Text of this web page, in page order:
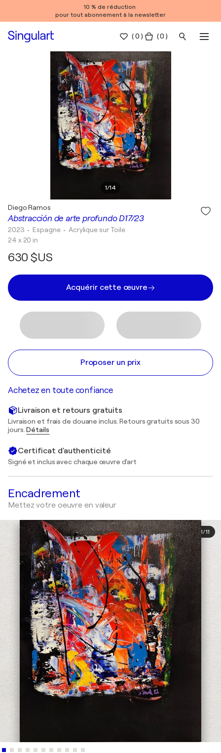
10 % de réduction
pour tout abonnement à la newsletter
(0 ) ( 0 )
1/14
Abstracción de arte profundo D17/23
Diego Ramos
2023 • Espagne • Acrylique sur Toile
24 x 20 in
630 $US
Acquérir cette œuvre
Proposer un prix
Achetez en toute confiance
Livraison et retours gratuits
Livraison et frais de douane inclus. Retours gratuits sous 30
jours.Détails
Certificat d'authenticité
Signé et inclus avec chaque œuvre d'art
Encadrement
Mettez votre oeuvre en valeur
1/11